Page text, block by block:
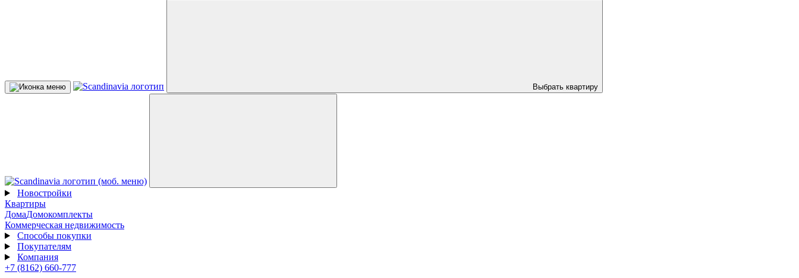
Выбрать квартиру
Новостройки
Квартиры
ДомаДомокомплекты
Коммерческая недвижимость
Способы покупки
Покупателям
Компания
+7 (8162) 660-777